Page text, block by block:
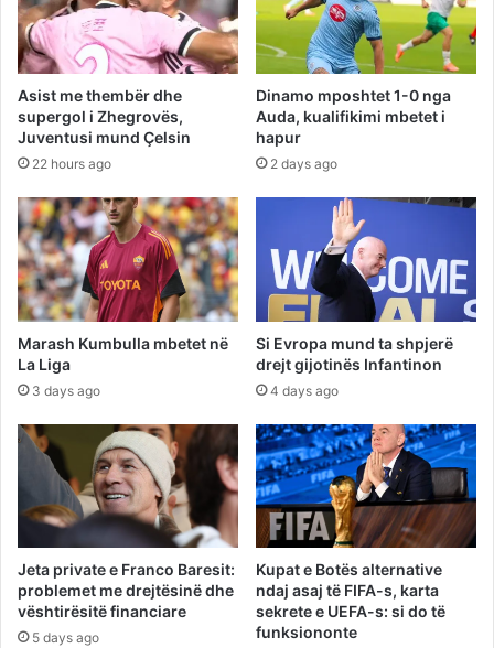
Asist me thembër dhe
supergol i Zhegrovës,
Juventusi mund Çelsin
22 hours ago
Dinamo mposhtet 1-0 nga
Auda, kualifikimi mbetet i
hapur
2 days ago
Marash Kumbulla mbetet në
La Liga
3 days ago
Si Evropa mund ta shpjerë
drejt gijotinës Infantinon
4 days ago
Jeta private e Franco Baresit:
problemet me drejtësinë dhe
vështirësitë financiare
5 days ago
Kupat e Botës alternative
ndaj asaj të FIFA-s, karta
sekrete e UEFA-s: si do të
funksiononte